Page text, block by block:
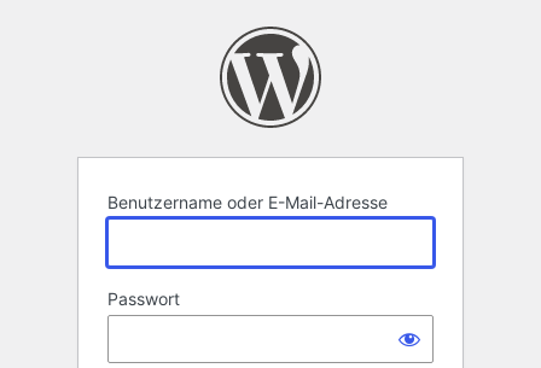
Benutzername oder E-Mail-Adresse
Passwort